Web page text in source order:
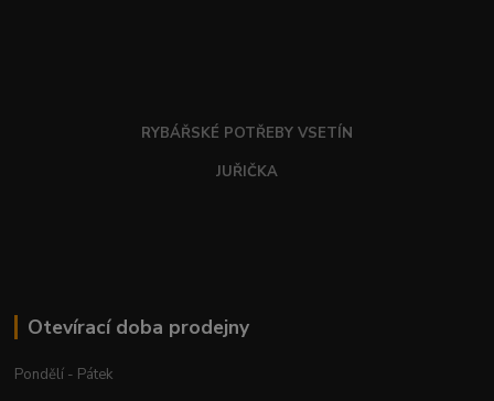
RYBÁŘSKÉ POTŘEBY VSETÍN
JUŘIČKA
Otevírací doba prodejny
Pondělí - Pátek